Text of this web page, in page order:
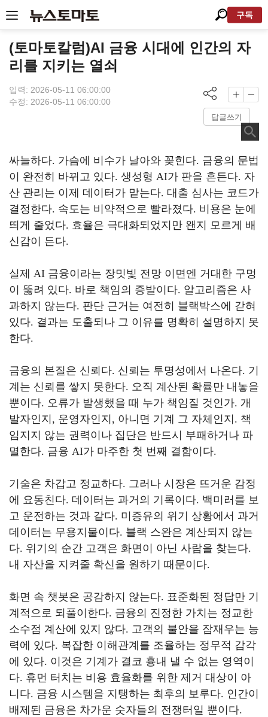
구독
(토마토칼럼)AI 금융 시대에 인간의 자
리를 지키는 열쇠
입력: 2026-05-11 06:00:00
수정: 2026-05-11 06:00:00
답글쓰기
싸늘하다. 가슴에 비수가 날아와 꽂힌다. 금융의 문법
이 완전히 바뀌고 있다. 생성형 AI가 판을 흔든다. 자
산 관리는 이제 데이터가 맡는다. 대출 심사는 코드가
결정한다. 속도는 비약적으로 빨라졌다. 비용은 눈에
띄게 줄었다. 효율은 극대화되었지만 왠지 모르게 배
신감이 든다.
실제 AI 금융이라는 장밋빛 전망 이면엔 거대한 구멍
이 뚫려 있다. 바로 책임의 증발이다. 알고리즘은 사
과하지 않는다. 판단 근거는 여전히 블랙박스에 갇혀
있다. 결과는 도출되나 그 이유를 명확히 설명하지 못
한다.
금융의 본질은 신뢰다. 신뢰는 투명성에서 나온다. 기
계는 신뢰를 쌓지 못한다. 오직 계산된 확률만 내놓을
뿐이다. 오류가 발생했을 때 누가 책임질 것인가. 개
발자인지 , 운영자인지 , 아니면 기계 그 자체인지 . 책
임지지 않는 권력이나 집단은 반드시 부패하거나 파
멸한다. 금융 AI가 마주한 첫 번째 결함이다.
기술은 차갑고 정교하다. 그러나 시장은 뜨거운 감정
에 요동친다. 데이터는 과거의 기록이다. 백미러를 보
고 운전하는 것과 같다. 미증유의 위기 상황에서 과거
데이터는 무용지물이다. 블랙 스완은 계산되지 않는
다. 위기의 순간 고객은 화면이 아닌 사람을 찾는다.
내 자산을 지켜줄 확신을 원하기 때문이다.
화면 속 챗봇은 공감하지 않는다. 표준화된 정답만 기
계적으로 되풀이한다. 금융의 진정한 가치는 정교한
소수점 계산에 있지 않다. 고객의 불안을 잠재우는 능
력에 있다. 복잡한 이해관계를 조율하는 정무적 감각
에 있다. 이것은 기계가 결코 흉내 낼 수 없는 영역이
다. 휴먼 터치는 비용 효율화를 위한 제거 대상이 아
니다. 금융 시스템을 지탱하는 최후의 보루다. 인간이
배제된 금융은 차가운 숫자들의 전쟁터일 뿐이다.